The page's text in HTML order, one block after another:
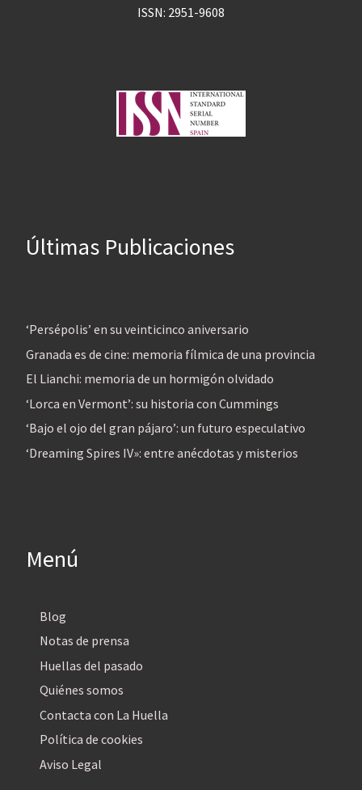
ISSN: 2951-9608
Últimas Publicaciones
‘Persépolis’ en su veinticinco aniversario
Granada es de cine: memoria fílmica de una provincia
El Lianchi: memoria de un hormigón olvidado
‘Lorca en Vermont’: su historia con Cummings
‘Bajo el ojo del gran pájaro’: un futuro especulativo
‘Dreaming Spires IV»: entre anécdotas y misterios
Menú
Blog
Notas de prensa
Huellas del pasado
Quiénes somos
Contacta con La Huella
Política de cookies
Aviso Legal